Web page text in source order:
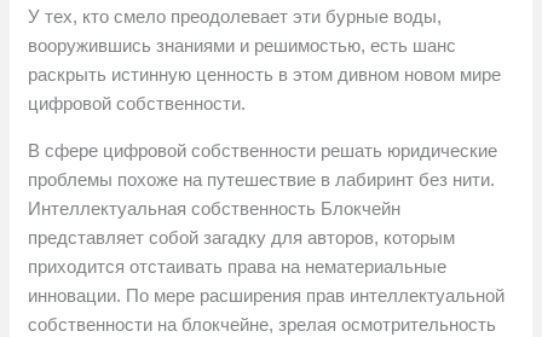
У тех, кто смело преодолевает эти бурные воды,
вооружившись знаниями и решимостью, есть шанс
раскрыть истинную ценность в этом дивном новом мире
цифровой собственности.
В сфере цифровой собственности решать юридические
проблемы похоже на путешествие в лабиринт без нити.
Интеллектуальная собственность Блокчейн
представляет собой загадку для авторов, которым
приходится отстаивать права на нематериальные
инновации. По мере расширения прав интеллектуальной
собственности на блокчейне, зрелая осмотрительность